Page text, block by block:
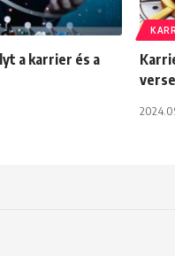
a karrier és a